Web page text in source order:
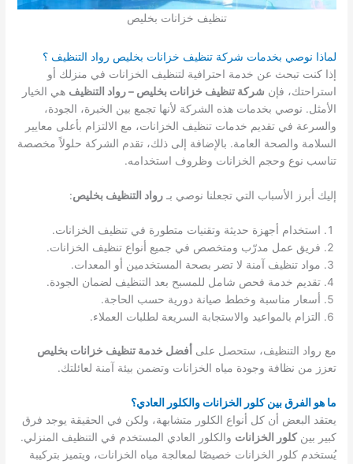
تنظيف خزانات بخليص
لماذا نوصي بخدمات شركة تنظيف خزانات بخليص رواد التنظيف ؟
إذا كنت تبحث عن خدمة احترافية لتنظيف الخزانات في منزلك أو
استراحتك، فإن شركة تنظيف خزانات بخليص – رواد التنظيف هي الخيار
الأمثل. نوصي بخدمات هذه الشركة لأنها تجمع بين الخبرة، الجودة،
والسرعة في تقديم خدمات تنظيف الخزانات، مع الالتزام بأعلى معايير
السلامة والصحة العامة. بالإضافة إلى ذلك، تقدم الشركة حلولاً مخصصة
تناسب نوع وحجم الخزانات وظروف استخدامه.
إليك أبرز الأسباب التي تجعلنا نوصي بـرواد التنظيف بخليص:
استخدام أجهزة حديثة وتقنيات متطورة في تنظيف الخزانات.
فريق عمل مدرّب ومتخصص في جميع أنواع تنظيف الخزانات.
مواد تنظيف آمنة لا تضر بصحة المستخدمين أو المعدات.
تقديم خدمة فحص شامل للمسبح بعد التنظيف لضمان الجودة.
أسعار مناسبة وخطط صيانة دورية حسب الحاجة.
التزام بالمواعيد والاستجابة السريعة لطلبات العملاء.
مع رواد التنظيف، ستحصل على أفضل خدمة تنظيف خزانات بخليص
تعزز من نظافة وجودة مياه الخزانات وتضمن بيئة آمنة لعائلتك.
ما هو الفرق بين كلور الخزانات والكلور العادي؟
يعتقد البعض أن كل أنواع الكلور متشابهة، ولكن في الحقيقة يوجد فرق
كبير بينكلور الخزانات والكلور العادي المستخدم في التنظيف المنزلي.
يُستخدم كلور الخزانات خصيصًا لمعالجة مياه الخزانات، ويتميز بتركيبة